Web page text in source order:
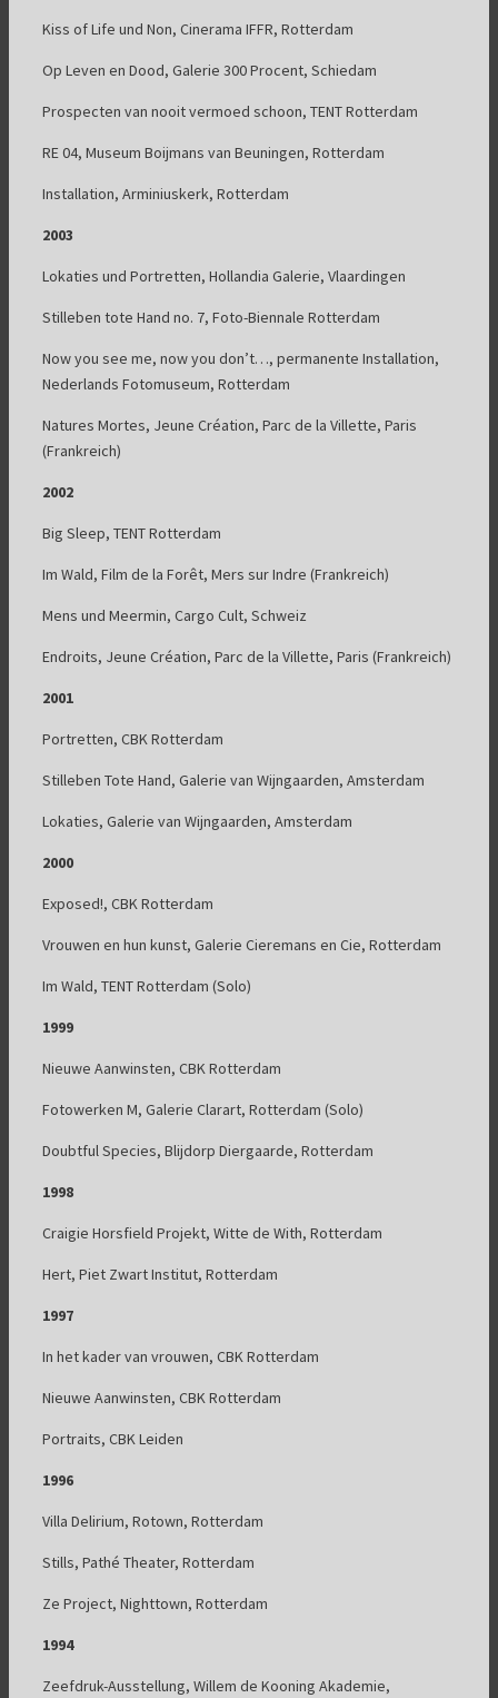
Kiss of Life und Non, Cinerama IFFR, Rotterdam
Op Leven en Dood, Galerie 300 Procent, Schiedam
Prospecten van nooit vermoed schoon, TENT Rotterdam
RE 04, Museum Boijmans van Beuningen, Rotterdam
Installation, Arminiuskerk, Rotterdam
2003
Lokaties und Portretten, Hollandia Galerie, Vlaardingen
Stilleben tote Hand no. 7, Foto-Biennale Rotterdam
Now you see me, now you don’t…, permanente Installation,
Nederlands Fotomuseum, Rotterdam
Natures Mortes, Jeune Création, Parc de la Villette, Paris
(Frankreich)
2002
Big Sleep, TENT Rotterdam
Im Wald, Film de la Forêt, Mers sur Indre (Frankreich)
Mens und Meermin, Cargo Cult, Schweiz
Endroits, Jeune Création, Parc de la Villette, Paris (Frankreich)
2001
Portretten, CBK Rotterdam
Stilleben Tote Hand, Galerie van Wijngaarden, Amsterdam
Lokaties, Galerie van Wijngaarden, Amsterdam
2000
Exposed!, CBK Rotterdam
Vrouwen en hun kunst, Galerie Cieremans en Cie, Rotterdam
Im Wald, TENT Rotterdam (Solo)
1999
Nieuwe Aanwinsten, CBK Rotterdam
Fotowerken M, Galerie Clarart, Rotterdam (Solo)
Doubtful Species, Blijdorp Diergaarde, Rotterdam
1998
Craigie Horsfield Projekt, Witte de With, Rotterdam
Hert, Piet Zwart Institut, Rotterdam
1997
In het kader van vrouwen, CBK Rotterdam
Nieuwe Aanwinsten, CBK Rotterdam
Portraits, CBK Leiden
1996
Villa Delirium, Rotown, Rotterdam
Stills, Pathé Theater, Rotterdam
Ze Project, Nighttown, Rotterdam
1994
Zeefdruk-Ausstellung, Willem de Kooning Akademie,